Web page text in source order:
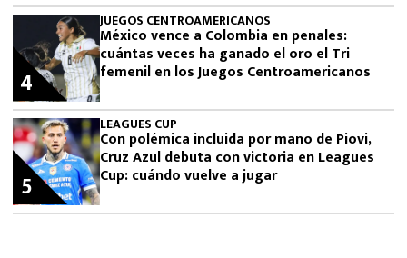
JUEGOS CENTROAMERICANOS
México vence a Colombia en penales:
cuántas veces ha ganado el oro el Tri
femenil en los Juegos Centroamericanos
4
LEAGUES CUP
Con polémica incluida por mano de Piovi,
Cruz Azul debuta con victoria en Leagues
Cup: cuándo vuelve a jugar
5